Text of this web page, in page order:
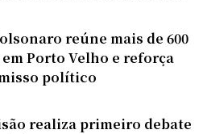
reúne mais de 600
em Porto Velho e reforça
político
realiza primeiro debate